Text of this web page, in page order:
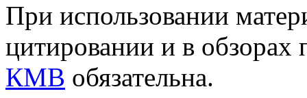
При использовании
цитировании и в обзорах
КМВ обязательна.